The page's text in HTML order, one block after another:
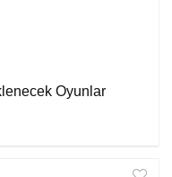
Oyunlar